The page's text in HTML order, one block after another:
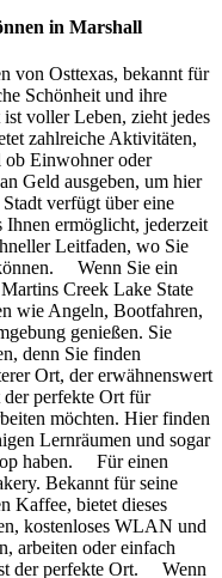
in Marshall
von Osttexas, bekannt für
Schönheit und ihre
voller Leben, zieht jedes
zahlreiche Aktivitäten,
ob Einwohner oder
Geld ausgeben, um hier
verfügt über eine
ermöglicht, jederzeit
Leitfaden, wo Sie
Wenn Sie ein
Creek Lake State
wie Angeln, Bootfahren,
genießen. Sie
denn Sie finden
Ort, der erwähnenswert
perfekte Ort für
möchten. Hier finden
Lernräumen und sogar
haben. Für einen
Bekannt für seine
Kaffee, bietet dieses
kostenloses WLAN und
arbeiten oder einfach
der perfekte Ort. Wenn